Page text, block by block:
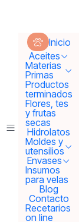
Inicio
Aceites
Materias
Primas
Productos
terminados
Flores, tes
y frutas
secas
Hidrolatos
Moldes y
utensilios
Envases
Insumos
para velas
Blog
Contacto
Recetarios
on line
Inicio